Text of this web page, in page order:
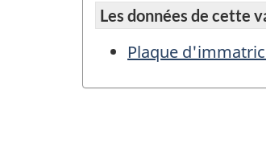
Les données de cette
Plaque